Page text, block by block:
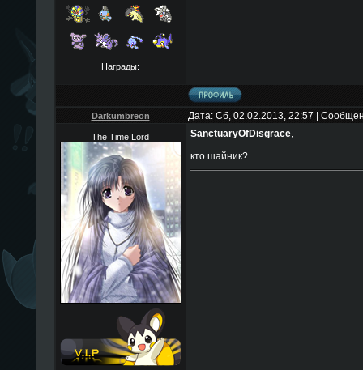
Награды:
Darkumbreon Дата: Сб, 02.02.2013, 22:57 |
The Time Lord SanctuaryOfDisgrace,
кто шайник?